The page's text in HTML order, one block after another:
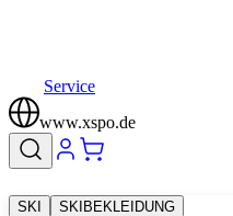
Service
www.xspo.de
SKI SKIBEKLEIDUNG